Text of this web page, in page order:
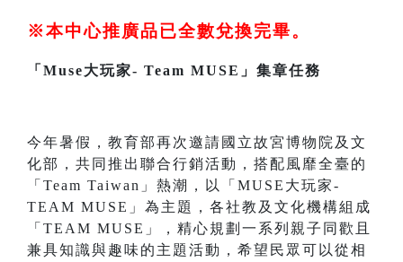
※本中心推廣品已全數兌換完畢。
「Muse大玩家- Team MUSE」集章任務
今年暑假，教育部再次邀請國立故宮博物院及文
化部，共同推出聯合行銷活動，搭配風靡全臺的
「Team Taiwan」熱潮，以「MUSE大玩家-
TEAM MUSE」為主題，各社教及文化機構組成
「TEAM MUSE」，精心規劃一系列親子同歡且
兼具知識與趣味的主題活動，希望民眾可以從相